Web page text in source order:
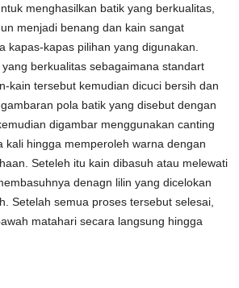
menghasilkan batik yang berkualitas,
menjadi benang dan kain sangat
kapas-kapas pilihan yang digunakan.
berkualitas sebagaimana standart
kain tersebut kemudian dicuci bersih dan
pola batik yang disebut dengan
digambar menggunakan canting
kali hingga memperoleh warna dengan
Seteleh itu kain dibasuh atau melewati
denagn lilin yang dicelokan
Setelah semua proses tersebut selesai,
matahari secara langsung hingga